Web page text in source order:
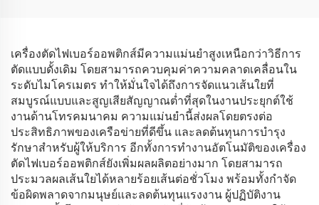
เครื่องตัดไฟเบอร์ออพติกส์มีความแม่นยำสูงเหนือกว่าวิธีการ
ตัดแบบดั้งเดิม โดยสามารถควบคุมค่าความคลาดเคลื่อนใน
ระดับไมโครเมตร ทำให้มั่นใจได้ถึงการจัดแนวเส้นใยที่
สมบูรณ์แบบและสูญเสียสัญญาณต่ำที่สุดในงานประยุกต์ใช้
งานด้านโทรคมนาคม ความแม่นยำนี้ส่งผลโดยตรงต่อ
ประสิทธิภาพของเครือข่ายที่ดีขึ้น และลดต้นทุนการบำรุง
รักษาสำหรับผู้ให้บริการ อีกทั้งการทำงานอัตโนมัติของเครื่อง
ตัดไฟเบอร์ออพติกส์ยังเพิ่มผลผลิตอย่างมาก โดยสามารถ
ประมวลผลเส้นใยได้หลายร้อยเส้นต่อชั่วโมง พร้อมทั้งกำจัด
ข้อผิดพลาดจากมนุษย์และลดต้นทุนแรงงาน ผู้ปฏิบัติงาน